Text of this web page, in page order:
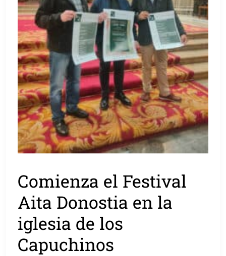
Comienza el Festival
Aita Donostia en la
iglesia de los
Capuchinos